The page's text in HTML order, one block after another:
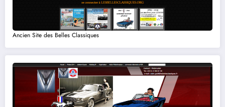
Ancien Site des Belles Classiques